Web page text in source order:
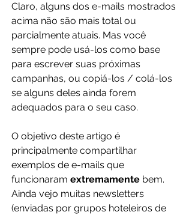
Claro, alguns dos e-mails mostrados
acima não são mais total ou
parcialmente atuais. Mas você
sempre pode usá-los como base
para escrever suas próximas
campanhas, ou copiá-los / colá-los
se alguns deles ainda forem
adequados para o seu caso.
O objetivo deste artigo é
principalmente compartilhar
exemplos de e-mails que
funcionaram extremamente bem.
Ainda vejo muitas newsletters
(enviadas por grupos hoteleiros de